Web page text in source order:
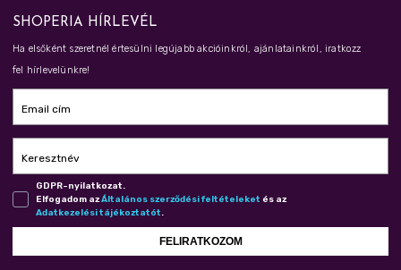
SHOPERIA HÍRLEVÉL
Ha elsőként szeretnél értesülni legújabb akcióinkról, ajánlatainkról, iratkozz
fel hírlevelünkre!
Email cím
Keresztnév
GDPR-nyilatkozat.
Elfogadom azÁl­ta­lá­nos szer­ző­dé­si fel­té­te­le­ket és az
Adat­ke­ze­lé­si tá­jé­koz­ta­tót.
FELIRATKOZOM